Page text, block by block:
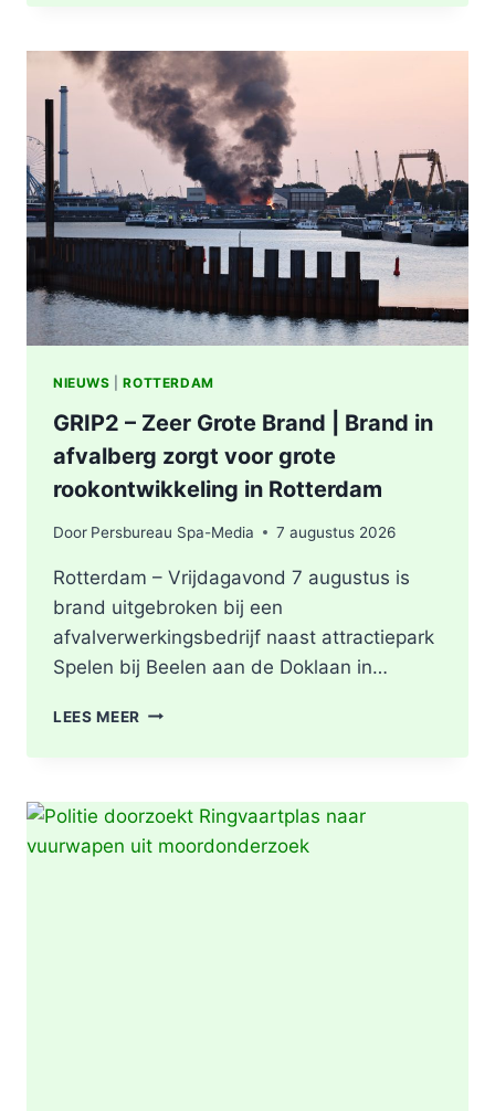
IN
WATER,
POLITIE
ONDERZOEKT
INCIDENT
AAN
SLACHTHUISKADE
ROTTERDAM
NIEUWS |ROTTERDAM
GRIP2 – Zeer Grote Brand | Brand in
afvalberg zorgt voor grote
rookontwikkeling in Rotterdam
Door Persbureau Spa-Media 7 augustus 2026
Rotterdam – Vrijdagavond 7 augustus is
brand uitgebroken bij een
afvalverwerkingsbedrijf naast attractiepark
Spelen bij Beelen aan de Doklaan in…
LEES MEER GRIP2
BRAND
|
BRAND